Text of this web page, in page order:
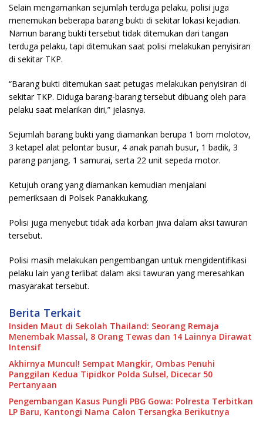
Selain mengamankan sejumlah terduga pelaku, polisi juga
menemukan beberapa barang bukti di sekitar lokasi kejadian.
Namun barang bukti tersebut tidak ditemukan dari tangan
terduga pelaku, tapi ditemukan saat polisi melakukan penyisiran
di sekitar TKP.
“Barang bukti ditemukan saat petugas melakukan penyisiran di
sekitar TKP. Diduga barang-barang tersebut dibuang oleh para
pelaku saat melarikan diri,” jelasnya.
Sejumlah barang bukti yang diamankan berupa 1 bom molotov,
3 ketapel alat pelontar busur, 4 anak panah busur, 1 badik, 3
parang panjang, 1 samurai, serta 22 unit sepeda motor.
Ketujuh orang yang diamankan kemudian menjalani
pemeriksaan di Polsek Panakkukang.
Polisi juga menyebut tidak ada korban jiwa dalam aksi tawuran
tersebut.
Polisi masih melakukan pengembangan untuk mengidentifikasi
pelaku lain yang terlibat dalam aksi tawuran yang meresahkan
masyarakat tersebut.
Berita Terkait
Insiden Maut di Sekolah Thailand: Seorang Remaja
Menembak Massal, 8 Orang Tewas dan 14 Lainnya Dirawat
Intensif
Akhirnya Muncul! Sempat Mangkir, Ombas Penuhi
Panggilan Kedua Tipidkor Polda Sulsel, Dicecar 50
Pertanyaan
Pengembangan Kasus Pungli PBG Gowa: Polresta Terbitkan
LP Baru, Kantongi Nama Calon Tersangka Berikutnya